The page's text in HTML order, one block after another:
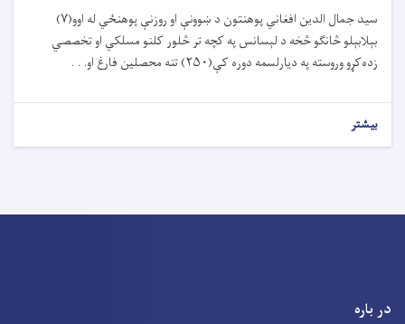
سيد جمال الدين افغاني پوهنتون د ښوونې او روزنې پوهنځي له اوو(۷)
بېلابېلو څانگو څخه د لېسانس په کچه تر څلور کلنو مسلکي او تخصصي
زده‌کړو وروسته په ديارلسمه دوره کې(۲۵۰) تنه محصلين فارغ او. . .
بیشتر
در باره